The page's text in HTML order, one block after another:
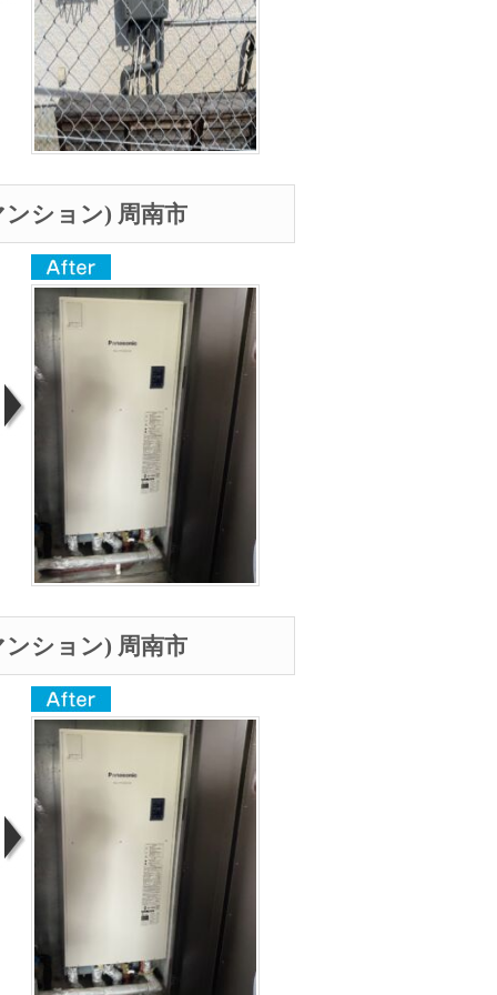
ション) 周南市
ション) 周南市